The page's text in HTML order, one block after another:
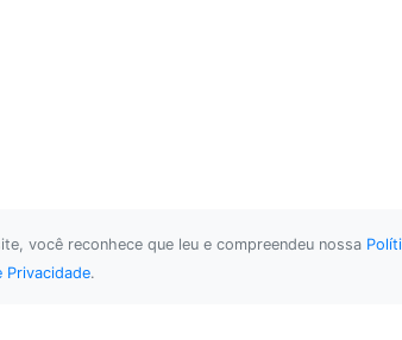
você reconhece que leu e compreendeu nossa
Privacidade.